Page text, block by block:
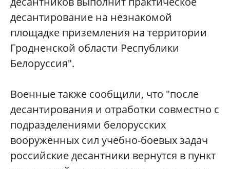
десантирование на незнакомой
площадке приземления на территории
Гродненской области Республики
Белоруссия".
Военные также сообщили, что "после
десантирования и отработки совместно с
подразделениями белорусских
вооруженных сил учебно-боевых задач
российские десантники вернутся в пункт